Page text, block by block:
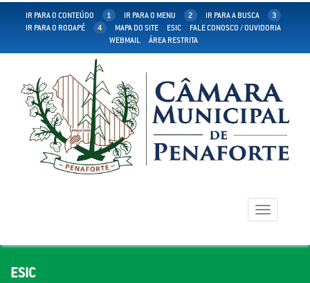
IR PARA O CONTEÚDO 1 IR PARA O MENU 2 IR PARA A BUSCA
3
IR PARA O RODAPÉ
4 MAPA DO SITE ESIC
FALE CONOSCO / OUVIDORIA
WEBMAIL
ÁREA RESTRITA
Toggle
navigation
ESIC